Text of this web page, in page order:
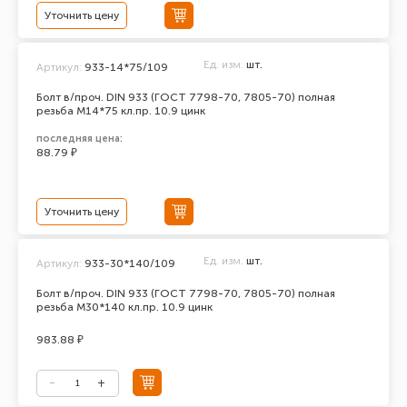
Уточнить цену
Болт в/проч. DIN 933 (ГОСТ 7798-70, 7805-70) полная
резьба М14*75 кл.пр. 10.9 цинк
Артикул: 933-14*75/109 Ед. изм. шт.
последняя цена:
88.79 ₽
Уточнить цену
Болт в/проч. DIN 933 (ГОСТ 7798-70, 7805-70) полная
резьба М30*140 кл.пр. 10.9 цинк
Артикул: 933-30*140/109 Ед. изм. шт.
983.88 ₽